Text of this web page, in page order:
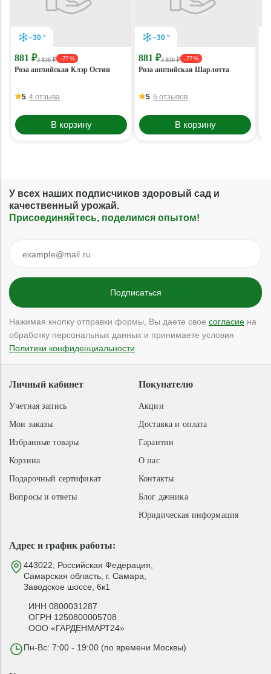
–30 °
881 ₽3 830 ₽ - 77 %
Роза английская Клэр Остин
5 4 отзыва
В корзину
–30 °
881 ₽3 830 ₽ - 77 %
Роза английская Шарлотта
5 6 отзывов
В корзину
У всех наших подписчиков здоровый сад и
качественный урожай.
Присоединяйтесь, поделимся опытом!
Нажимая кнопку отправки формы, Вы даете свое согласие на
обработку персональных данных и принимаете условия
Политики конфиденциальности
Адрес и график работы:
443022, Российская Федерация,
Самарская область, г. Самара,
Заводское шоссе, 6к1
ИНН 0800031287
ОГРН 1250800005708
ООО «ГАРДЕНМАРТ24»
Пн-Вс: 7:00 - 19:00 (по времени Москвы)
Покупателю
Акции
Доставка и оплата
Гарантии
О нас
Контакты
Блог дачника
Юридическая информация
Личный кабинет
Учетная запись
Мои заказы
Избранные товары
Корзина
Подарочный сертификат
Вопросы и ответы